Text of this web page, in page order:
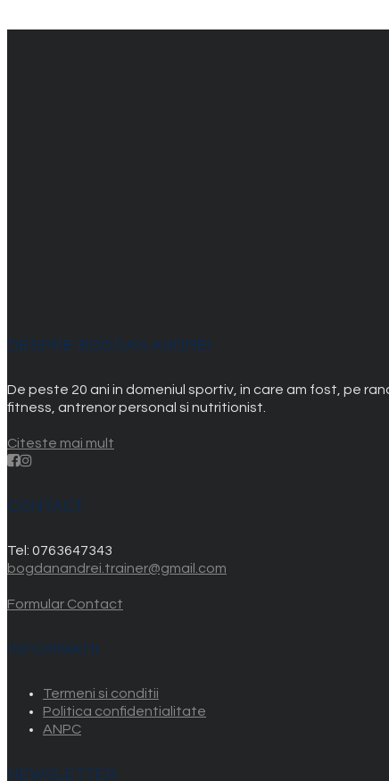
DESPRE BOGDAN ANDREI
De peste 20 ani in domeniul sportiv, in care am fost, pe
fitness, antrenor personal si nutritionist.
Citeste mai mult
CONTACT
Tel: 0763647343
bogdanandrei.trainer@gmail.com
Formular Contact
INFORMATII
Termeni si conditii
Politica confidentialitate
ANPC
NEWSLETTER